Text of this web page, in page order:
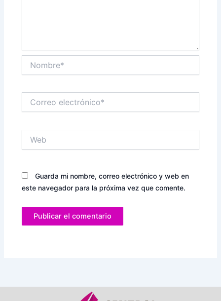
electrónico*
Guarda mi nombre, correo electrónico y web en
este navegador para la próxima vez que comente.